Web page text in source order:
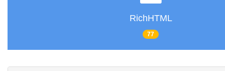
RichHTML
77